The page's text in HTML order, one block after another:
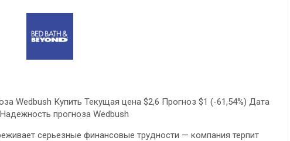
Wedbush Купить Текущая цена $2,6 Прогноз $1 (-61,54%) Дата
прогноза Wedbush
серьезные финансовые трудности — компания терпит